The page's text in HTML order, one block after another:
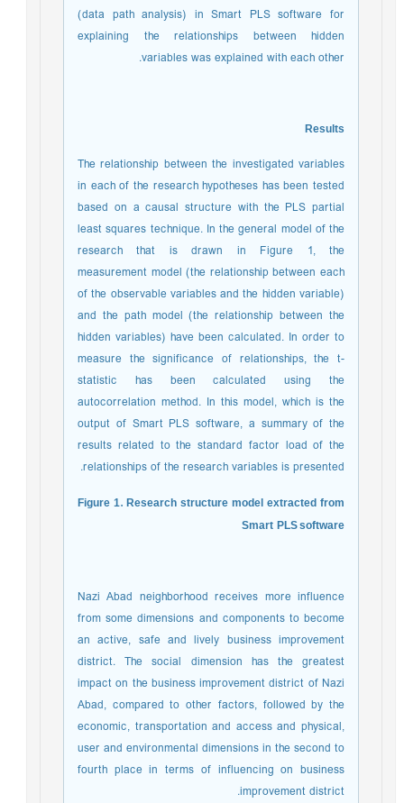
(data path analysis) in Smart PLS software for
explaining the relationships between hidden
variables was explained with each other.
Results
The relationship between the investigated variables
in each of the research hypotheses has been tested
based on a causal structure with the PLS partial
least squares technique. In the general model of the
research that is drawn in Figure 1, the
measurement model (the relationship between each
of the observable variables and the hidden variable)
and the path model (the relationship between the
hidden variables) have been calculated. In order to
measure the significance of relationships, the t-
statistic has been calculated using the
autocorrelation method. In this model, which is the
output of Smart PLS software, a summary of the
results related to the standard factor load of the
relationships of the research variables is presented.
Figure 1. Research structure model extracted from
SmartPLS software
Nazi Abad neighborhood receives more influence
from some dimensions and components to become
an active, safe and lively business improvement
district. The social dimension has the greatest
impact on the business improvement district of Nazi
Abad, compared to other factors, followed by the
economic, transportation and access and physical,
user and environmental dimensions in the second to
fourth place in terms of influencing on business
improvement district.